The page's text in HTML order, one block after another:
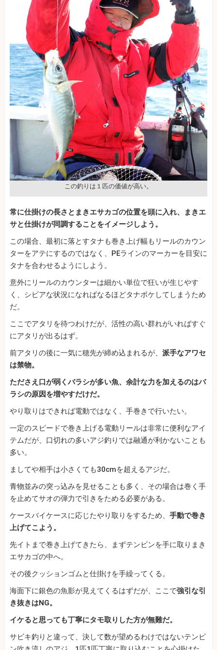
この釣りは１匹の価値が高い。
常に仕掛けの長さとまきエサカゴの位置を頭に入れ、まきエ
サと仕掛けが同調することをイメージしよう。
この場合、最初に落とすタナも巻き上げ幅もリールのカウン
ターをアテにするのではなく、PEラインのマーカーを目安に
タナを合わせるようにしよう。
意外にリールのカウンターは細かい単位で狂いが生じやす
く、シビアな状況になればなるほどタナボケしてしまうため
だ。
ここでアタリを待つわけだが、活性の高い群れがいればすぐ
にアタリが出るはず。
前アタリの後に一気に穂先が締め込まれるが、 派手なアワセ
は禁物。
たださえ口が弱くバラシが多い魚、余計な力を加えるのはバ
ラシの原因を増やすだけだ。
やり取りはできれば電動ではなく、手巻きで行いたい。
一定のスピードで巻き上げる電動リールは非常に便利なアイ
テムだが、口切れの多いアジ釣りでは融通が利かないことも
多い。
ましてや相手は小さくても30cmを超えるアジだ。
青物並みの突っ込みを見せることも多く、その場合は巻く手
を止めてサオの弾力で引きをためる必要がある。
ケースバイケースに応じたやり取りをするため、 手動で巻き
上げてこよう。
先イトまで巻き上げてきたら、まずテンビンを手に取りまき
エサカゴの中へ。
その後クッションゴムと仕掛けを手繰ってくる。
海面下に銀色の魚影が見えてくるはずだが、ここで強引な引
き抜きはNG。
イケると思っても丁寧にタモ取りした方が無難だ。
サビキ釣りと違って、決して数が望めるわけではないテンビ